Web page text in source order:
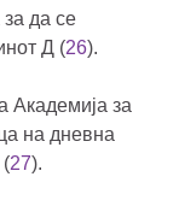
да се
Д (26).
Академија за
на дневна
(27).